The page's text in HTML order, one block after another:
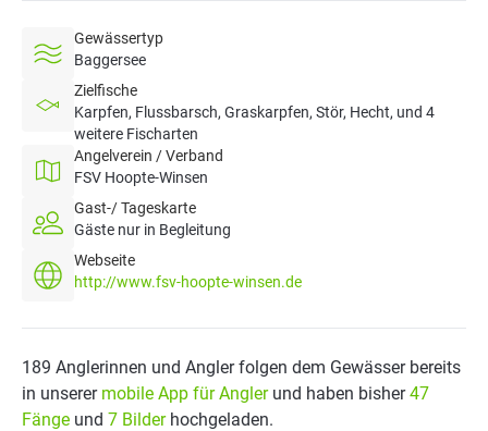
Gewässertyp
Baggersee
Zielfische
Karpfen, Flussbarsch, Graskarpfen, Stör, Hecht, und 4
weitere Fischarten
Angelverein / Verband
FSV Hoopte-Winsen
Gast-/ Tageskarte
Gäste nur in Begleitung
Webseite
http://www.fsv-hoopte-winsen.de
189 Anglerinnen und Angler folgen dem Gewässer bereits
in unserer mobile App für Anglerund haben bisher47
Fänge und 7 Bilderhochgeladen.